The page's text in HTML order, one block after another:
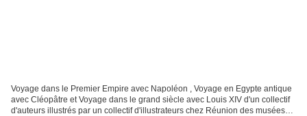
Voyage dans le Premier Empire avec Napoléon , Voyage en Egypte antique
avec Cléopâtre et Voyage dans le grand siècle avec Louis XIV d'un collectif
d'auteurs illustrés par un collectif d'illustrateurs chez Réunion des musées